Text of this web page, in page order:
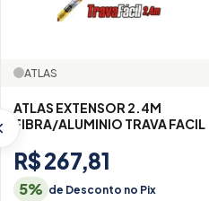
ATLAS
ATLAS EXTENSOR 2.4M
FIBRA/ALUMINIO TRAVA FACIL
R$ 267,81
5% de Desconto no Pix